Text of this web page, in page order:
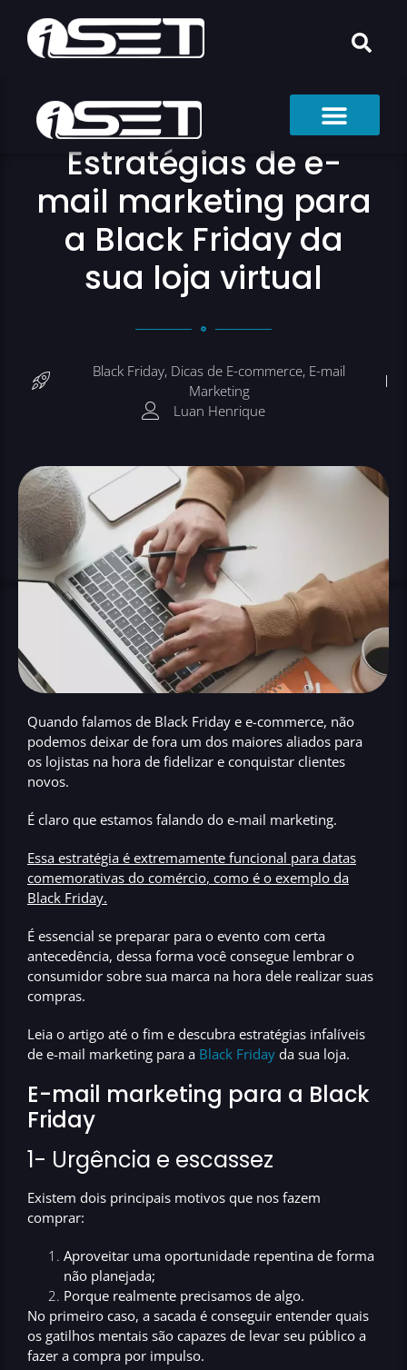
Estratégias de e-
mail marketing para
a Black Friday da
sua loja virtual
Black Friday, Dicas de E-commerce, E-mail
Marketing
Luan Henrique
Quando falamos de Black Friday e e-commerce, não
podemos deixar de fora um dos maiores aliados para
os lojistas na hora de fidelizar e conquistar clientes
novos.
É claro que estamos falando do e-mail marketing.
Essa estratégia é extremamente funcional para datas
comemorativas do comércio, como é o exemplo da
Black Friday.
É essencial se preparar para o evento com certa
antecedência, dessa forma você consegue lembrar o
consumidor sobre sua marca na hora dele realizar suas
compras.
Leia o artigo até o fim e descubra estratégias infalíveis
de e-mail marketing para a Black Friday da sua loja.
E-mail marketing para a Black
Friday
1- Urgência e escassez
Existem dois principais motivos que nos fazem
comprar:
Aproveitar uma oportunidade repentina de forma
não planejada;
Porque realmente precisamos de algo.
No primeiro caso, a sacada é conseguir entender quais
os gatilhos mentais são capazes de levar seu público a
fazer a compra por impulso.